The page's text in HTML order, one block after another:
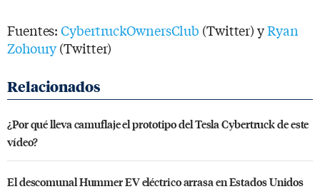
Fuentes:CybertruckOwnersClub (Twitter) yRyan
Zohoury(Twitter)
¿Por qué lleva camuflaje el prototipo del Tesla Cybertruck de este
vídeo?
El descomunal Hummer EV eléctrico arrasa en Estados Unidos